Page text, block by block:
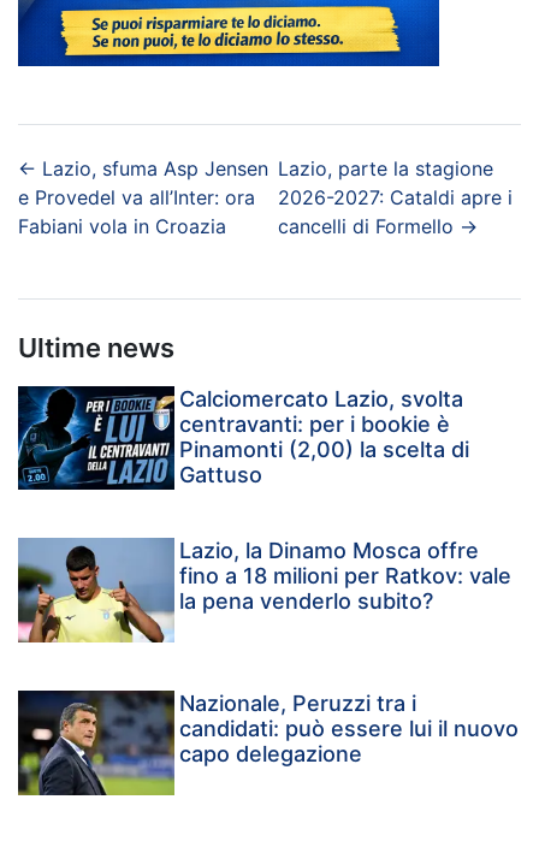
← Lazio, sfuma Asp Jensen
e Provedel va all’Inter: ora
Fabiani vola in Croazia
Lazio, parte la stagione
2026-2027: Cataldi apre i
cancelli di Formello →
Ultime news
Calciomercato Lazio, svolta
centravanti: per i bookie è
Pinamonti (2,00) la scelta di
Gattuso
Lazio, la Dinamo Mosca offre
fino a 18 milioni per Ratkov: vale
la pena venderlo subito?
Nazionale, Peruzzi tra i
candidati: può essere lui il nuovo
capo delegazione